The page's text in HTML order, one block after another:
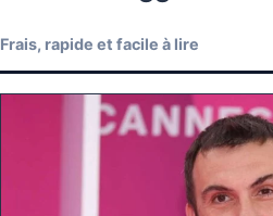
Frais, rapide et facile à lire